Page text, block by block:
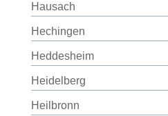
Hausach
Hechingen
Heddesheim
Heidelberg
Heilbronn